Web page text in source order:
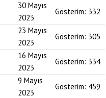
30 Mayıs
2023
Gösterim: 332
23 Mayıs
2023
Gösterim: 305
16 Mayıs
2023
Gösterim: 334
9 Mayıs
2023
Gösterim: 459